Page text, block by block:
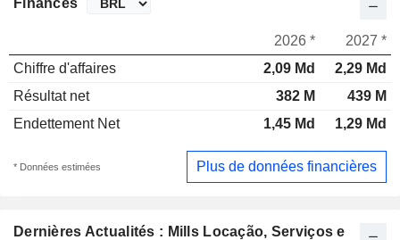
Dernières Actualités : Mills Locação, Serviços e
Finances
2026 *
2027 *
Chiffre d'affaires
2,09 Md
2,29 Md
Résultat net
382 M
439 M
Endettement Net
1,45 Md 1,29 Md
* Données estimées Plus de données financières